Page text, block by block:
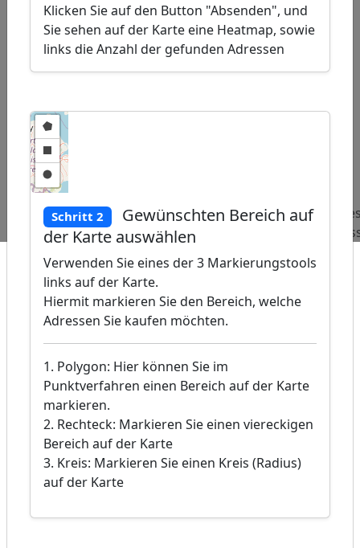
Beliebte
Abfragen:
Adressen
Tiefbauunternehmer
Adressen
Klicken Sie auf den Button "Absenden", und
Sie sehen auf der Karte eine Heatmap, sowie
links die Anzahl der gefunden Adressen
Schritt 2
Gewünschten Bereich auf
der Karte auswählen
Verwenden Sie eines der 3 Markierungstools
links auf der Karte.
Hiermit markieren Sie den Bereich, welche
Adressen Sie kaufen möchten.
1. Polygon: Hier können Sie im
Punktverfahren einen Bereich auf der Karte
markieren.
2. Rechteck: Markieren Sie einen viereckigen
Bereich auf der Karte
3. Kreis: Markieren Sie einen Kreis (Radius)
auf der Karte